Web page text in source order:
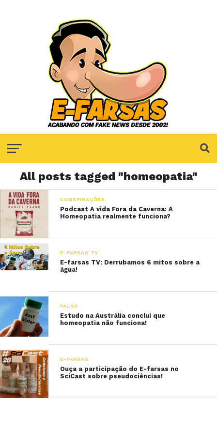
All posts tagged "homeopatia"
CONSPIRAÇÕES
Podcast A vida Fora da Caverna: A
Homeopatia realmente funciona?
E-FARSAS TV
E-farsas TV: Derrubamos 6 mitos sobre a
água!
FALSO
Estudo na Austrália conclui que
homeopatia não funciona!
E-FARSAS
Ouça a participação do E-farsas no
SciCast sobre pseudociências!